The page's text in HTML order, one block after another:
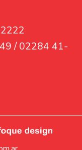
/ 02284 41-